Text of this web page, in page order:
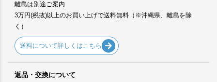
離島は別途ご案内
3万円(税抜)以上のお買い上げで送料無料（※沖縄県、離島を除
く）
送料について詳しくはこちら
返品・交換について